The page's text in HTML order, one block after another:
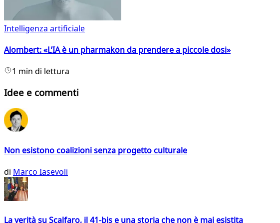
Intelligenza artificiale
Alombert: «L’IA è un pharmakon da prendere a piccole dosi»
1 min di lettura
Idee e commenti
Non esistono coalizioni senza progetto culturale
di Marco Iasevoli
La verità su Scalfaro, il 41-bis e una storia che non è mai esistita